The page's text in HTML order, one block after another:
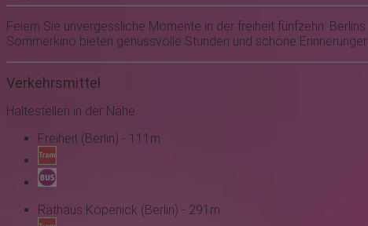
Feiern Sie unvergessliche Momente in der freiheit fünfzehn:
Sommerkino bieten genussvolle Stunden und schöne
Verkehrsmittel
Haltestellen in der Nähe
Freiheit (Berlin) - 111m
Rathaus Köpenick (Berlin) - 291m